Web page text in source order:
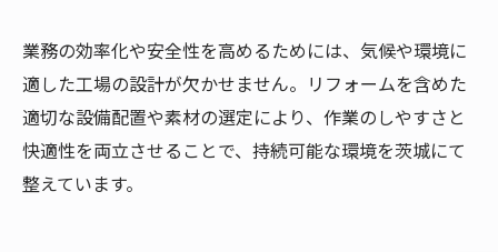
業務の効率化や安全性を高めるためには、気候や環境に
適した工場の設計が欠かせません。リフォームを含めた
適切な設備配置や素材の選定により、作業のしやすさと
快適性を両立させることで、持続可能な環境を茨城にて
整えています。